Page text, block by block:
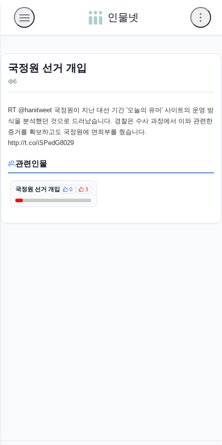
인물넷
국정원 선거 개입
6
RT @hanitweet 국정원이 지난 대선 기간 '오늘의 유머' 사이트의 운영 방
식을 분석했던 것으로 드러났습니다. 경찰은 수사 과정에서 이와 관련한
증거를 확보하고도 국정원에 면죄부를 줬습니다.
http://t.co/iSPedG8029
관련인물
국정원 선거 개입 0 3